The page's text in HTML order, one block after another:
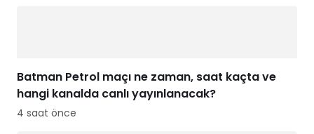
Batman Petrol maçı ne zaman, saat kaçta ve
hangi kanalda canlı yayınlanacak?
4 saat önce